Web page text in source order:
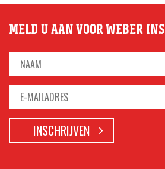
MELD U AAN VOOR WEBER